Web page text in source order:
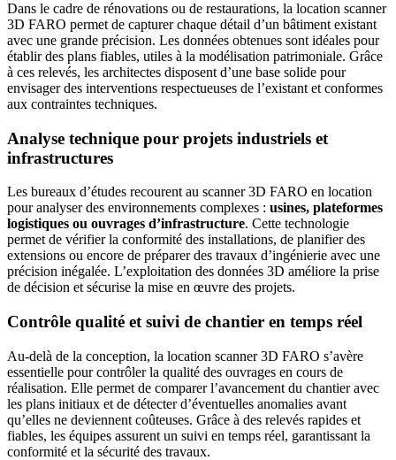
Dans le cadre de rénovations ou de restaurations, la location scanner
3D FARO permet de capturer chaque détail d’un bâtiment existant
avec une grande précision. Les données obtenues sont idéales pour
établir des plans fiables, utiles à la modélisation patrimoniale. Grâce
à ces relevés, les architectes disposent d’une base solide pour
envisager des interventions respectueuses de l’existant et conformes
aux contraintes techniques.
Analyse technique pour projets industriels et
infrastructures
Les bureaux d’études recourent au scanner 3D FARO en location
pour analyser des environnements complexes : usines, plateformes
logistiques ou ouvrages d’infrastructure. Cette technologie
permet de vérifier la conformité des installations, de planifier des
extensions ou encore de préparer des travaux d’ingénierie avec une
précision inégalée. L’exploitation des données 3D améliore la prise
de décision et sécurise la mise en œuvre des projets.
Contrôle qualité et suivi de chantier en temps réel
Au-delà de la conception, la location scanner 3D FARO s’avère
essentielle pour contrôler la qualité des ouvrages en cours de
réalisation. Elle permet de comparer l’avancement du chantier avec
les plans initiaux et de détecter d’éventuelles anomalies avant
qu’elles ne deviennent coûteuses. Grâce à des relevés rapides et
fiables, les équipes assurent un suivi en temps réel, garantissant la
conformité et la sécurité des travaux.